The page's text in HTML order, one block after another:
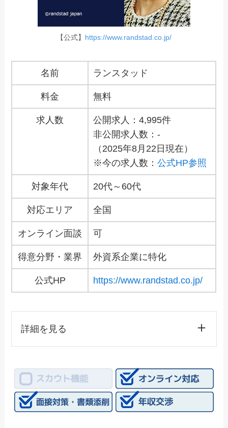
【公式】 https://www.randstad.co.jp/
名前 ランスタッド
料金 無料
求人数
公開求人：4,995件
非公開求人数：-
（2025年8月22日現在）
※今の求人数：公式HP参照
対象年代 20代～60代
対応エリア 全国
オンライン面談 可
得意分野・業界 外資系企業に特化
公式HP https://www.randstad.co.jp/
詳細を見る